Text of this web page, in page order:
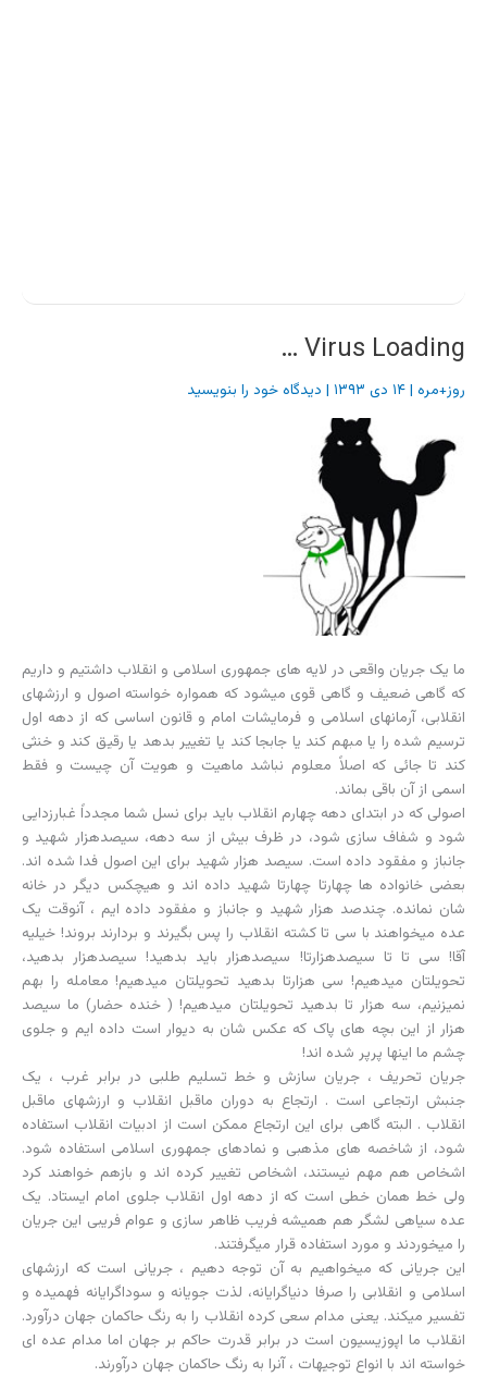
Virus Loading …
روز+مره |۱۴ دی ۱۳۹۳ | دیدگاه‌ خود را بنویسید
ما یک جریان واقعى در لایه هاى جمهورى اسلامى و انقلاب داشتیم و داریم
که گاهى ضعیف و گاهى قوى میشود که همواره خواسته اصول و ارزشهاى
انقلابى، آرمانهاى اسلامى و فرمایشات امام و قانون اساسى که از دهه اول
ترسیم شده را یا مبهم کند یا جابجا کند یا تغییر بدهد یا رقیق کند و خنثى
کند تا جائى که اصلاً معلوم نباشد ماهیت و هویت آن چیست و فقط
اسمى از آن باقى بماند.
اصولى که در ابتداى دهه چهارم انقلاب باید براى نسل شما مجدداً غبارزدایى
شود و شفاف سازى شود، در ظرف بیش از سه دهه، سیصدهزار شهید و
جانباز و مفقود داده است. سیصد هزار شهید براى این اصول فدا شده اند.
بعضى خانواده ها چهارتا چهارتا شهید داده اند و هیچکس دیگر در خانه
شان نمانده. چندصد هزار شهید و جانباز و مفقود داده ایم ، آنوقت یک
عده میخواهند با سى تا کشته انقلاب را پس بگیرند و بردارند بروند! خیلیه
آقا! سى تا تا سیصدهزارتا! سیصدهزار باید بدهید! سیصدهزار بدهید،
تحویلتان میدهیم! سى هزارتا بدهید تحویلتان میدهیم! معامله را بهم
نمیزنیم، سه هزار تا بدهید تحویلتان میدهیم! ( خنده حضار) ما سیصد
هزار از این بچه هاى پاک که عکس شان به دیوار است داده ایم و جلوى
چشم ما اینها پرپر شده اند!
جریان تحریف ، جریان سازش و خط تسلیم طلبى در برابر غرب ، یک
جنبش ارتجاعى است . ارتجاع به دوران ماقبل انقلاب و ارزشهاى ماقبل
انقلاب . البته گاهى براى این ارتجاع ممکن است از ادبیات انقلاب استفاده
شود، از شاخصه هاى مذهبى و نمادهاى جمهورى اسلامى استفاده شود.
اشخاص هم مهم نیستند، اشخاص تغییر کرده اند و بازهم خواهند کرد
ولى خط همان خطى است که از دهه اول انقلاب جلوى امام ایستاد. یک
عده سیاهى لشگر هم همیشه فریب ظاهر سازى و عوام فریبى این جریان
را میخوردند و مورد استفاده قرار میگرفتند.
این جریانى که میخواهیم به آن توجه دهیم ، جریانى است که ارزشهاى
اسلامى و انقلابى را صرفا دنیاگرایانه، لذت جویانه و سوداگرایانه فهمیده و
تفسیر میکند. یعنى مدام سعى کرده انقلاب را به رنگ حاکمان جهان درآورد.
انقلاب ما اپوزیسیون است در برابر قدرت حاکم بر جهان اما مدام عده اى
خواسته اند با انواع توجیهات ، آنرا به رنگ حاکمان جهان درآورند.